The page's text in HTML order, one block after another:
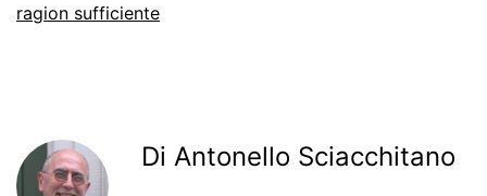
ragion sufficiente
Di Antonello Sciacchitano